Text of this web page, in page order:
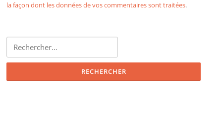
la façon dont les données de vos commentaires sont traitées.